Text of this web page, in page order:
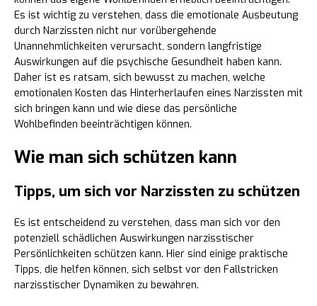
Es ist wichtig zu verstehen, dass die emotionale Ausbeutung
durch Narzissten nicht nur vorübergehende
Unannehmlichkeiten verursacht, sondern langfristige
Auswirkungen auf die psychische Gesundheit haben kann.
Daher ist es ratsam, sich bewusst zu machen, welche
emotionalen Kosten das Hinterherlaufen eines Narzissten mit
sich bringen kann und wie diese das persönliche
Wohlbefinden beeinträchtigen können.
Wie man sich schützen kann
Tipps, um sich vor Narzissten zu schützen
Es ist entscheidend zu verstehen, dass man sich vor den
potenziell schädlichen Auswirkungen narzisstischer
Persönlichkeiten schützen kann. Hier sind einige praktische
Tipps, die helfen können, sich selbst vor den Fallstricken
narzisstischer Dynamiken zu bewahren.